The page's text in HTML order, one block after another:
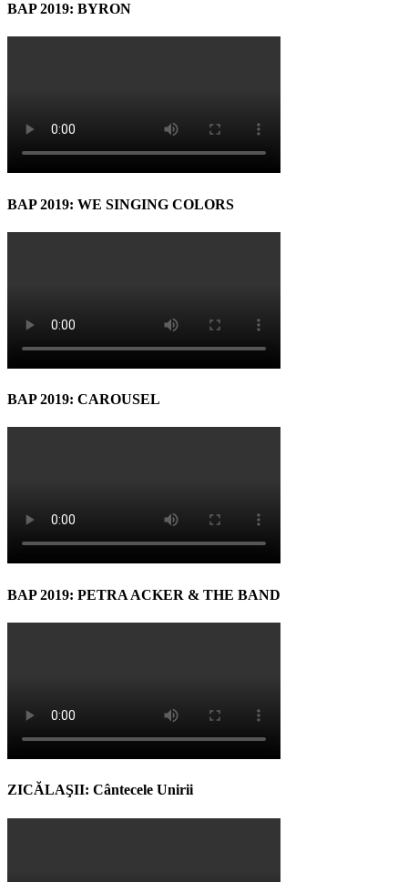
BAP 2019: BYRON
BAP 2019: WE SINGING COLORS
BAP 2019: CAROUSEL
BAP 2019: PETRA ACKER & THE BAND
ZICĂLAŞII: Cântecele Unirii